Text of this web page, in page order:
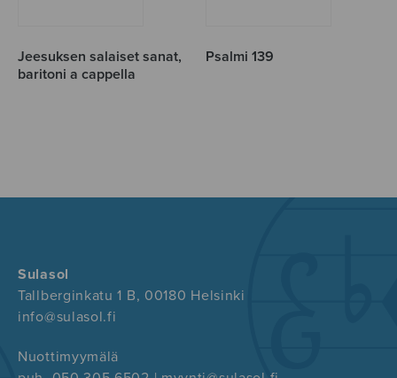
Jeesuksen salaiset sanat,
baritoni a cappella
Psalmi 139
Sulasol
Tallberginkatu 1 B, 00180 Helsinki
info@sulasol.fi
Nuottimyymälä